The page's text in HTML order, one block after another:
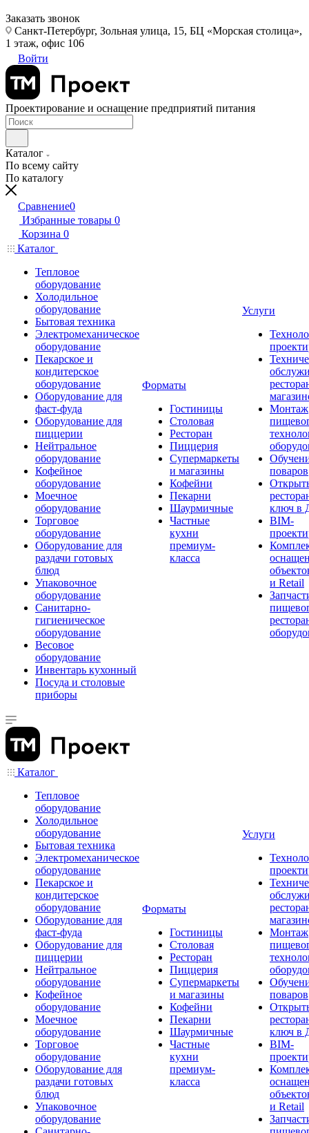
Заказать звонок
Санкт-Петербург, Зольная улица, 15, БЦ «Морская столица»,
1 этаж, офис 106
Войти
Проектирование и оснащение предприятий питания
Каталог
По всему сайту
По каталогу
Сравнение0
Избранные товары 0
Корзина 0
Каталог
Тепловое
оборудование
Холодильное
оборудование
Бытовая техника
Электромеханическое
оборудование
Пекарское и
кондитерское
оборудование
Оборудование для
фаст-фуда
Оборудование для
пиццерии
Нейтральное
оборудование
Кофейное
оборудование
Моечное
оборудование
Торговое
оборудование
Оборудование для
раздачи готовых
блюд
Упаковочное
оборудование
Санитарно-
гигиеническое
оборудование
Весовое
оборудование
Инвентарь кухонный
Посуда и столовые
приборы
Форматы
Гостиницы
Столовая
Ресторан
Пиццерия
Супермаркеты
и магазины
Кофейни
Пекарни
Шаурмичные
Частные
кухни
премиум-
класса
Услуги
Монтаж
поваров
ключ в
BIM-
и Retail
Каталог
Тепловое
оборудование
Холодильное
оборудование
Бытовая техника
Электромеханическое
оборудование
Пекарское и
кондитерское
оборудование
Оборудование для
фаст-фуда
Оборудование для
пиццерии
Нейтральное
оборудование
Кофейное
оборудование
Моечное
оборудование
Торговое
оборудование
Оборудование для
раздачи готовых
блюд
Упаковочное
оборудование
Форматы
Гостиницы
Столовая
Ресторан
Пиццерия
Супермаркеты
и магазины
Кофейни
Пекарни
Шаурмичные
Частные
кухни
премиум-
класса
Услуги
Монтаж
поваров
ключ в
BIM-
и Retail